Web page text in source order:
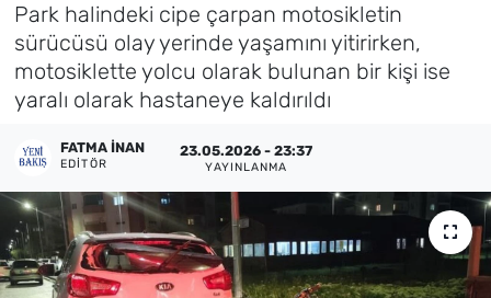
Park halindeki cipe çarpan motosikletin
sürücüsü olay yerinde yaşamını yitirirken,
motosiklette yolcu olarak bulunan bir kişi ise
yaralı olarak hastaneye kaldırıldı
FATMA İNAN
EDITÖR
23.05.2026 - 23:37
YAYINLANMA
Foto Galeri
Künye
İletişim